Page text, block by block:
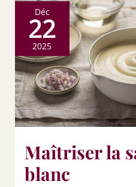
Déc
22
2025
Maîtriser la
blanc